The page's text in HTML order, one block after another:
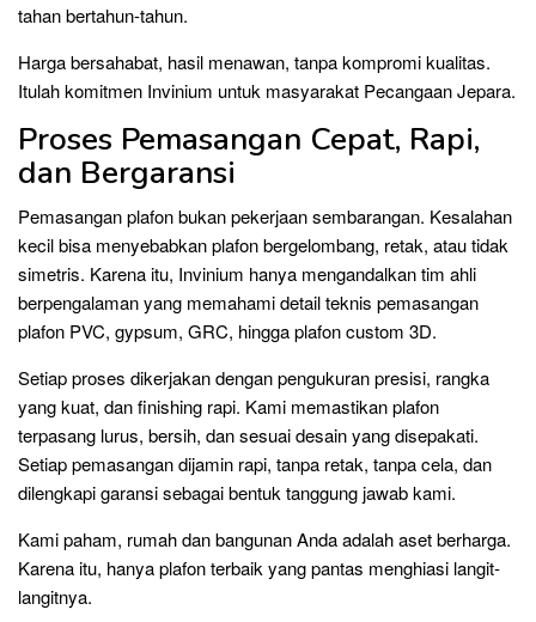
tahan bertahun-tahun.
Harga bersahabat, hasil menawan, tanpa kompromi kualitas.
Itulah komitmen Invinium untuk masyarakat Pecangaan Jepara.
Proses Pemasangan Cepat, Rapi,
dan Bergaransi
Pemasangan plafon bukan pekerjaan sembarangan. Kesalahan
kecil bisa menyebabkan plafon bergelombang, retak, atau tidak
simetris. Karena itu, Invinium hanya mengandalkan tim ahli
berpengalaman yang memahami detail teknis pemasangan
plafon PVC, gypsum, GRC, hingga plafon custom 3D.
Setiap proses dikerjakan dengan pengukuran presisi, rangka
yang kuat, dan finishing rapi. Kami memastikan plafon
terpasang lurus, bersih, dan sesuai desain yang disepakati.
Setiap pemasangan dijamin rapi, tanpa retak, tanpa cela, dan
dilengkapi garansi sebagai bentuk tanggung jawab kami.
Kami paham, rumah dan bangunan Anda adalah aset berharga.
Karena itu, hanya plafon terbaik yang pantas menghiasi langit-
langitnya.